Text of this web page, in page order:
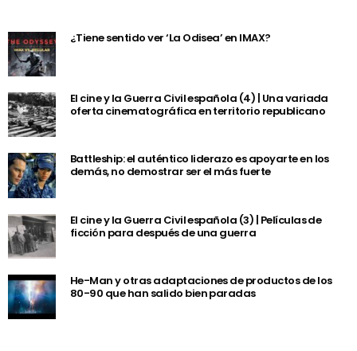
¿Tiene sentido ver ‘La Odisea’ en IMAX?
El cine y la Guerra Civil española (4) | Una variada
oferta cinematográfica en territorio republicano
Battleship: el auténtico liderazo es apoyarte en los
demás, no demostrar ser el más fuerte
El cine y la Guerra Civil española (3) | Películas de
ficción para después de una guerra
He-Man y otras adaptaciones de productos de los
80-90 que han salido bien paradas